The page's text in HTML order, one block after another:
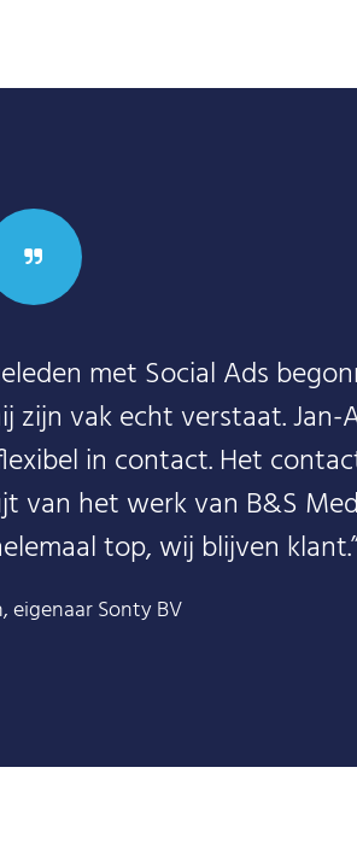
met Social Ads
zijn vak echt verstaat.
in contact. Het
het werk van B&S
top, wij blijven
eigenaar Sonty BV